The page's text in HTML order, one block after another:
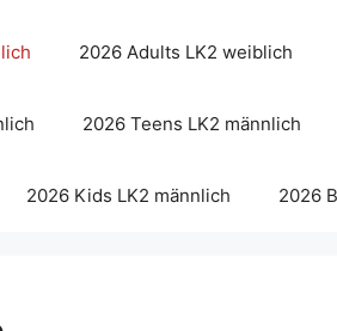
2026 Adults LK2 weiblich
2026 Teens LK2 männlich
2026 Kids LK2 männlich 2026